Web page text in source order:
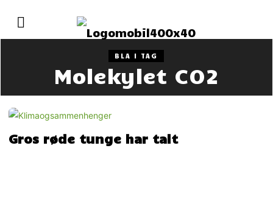
BLA I TAG
Molekylet CO2
Gros røde tunge har talt